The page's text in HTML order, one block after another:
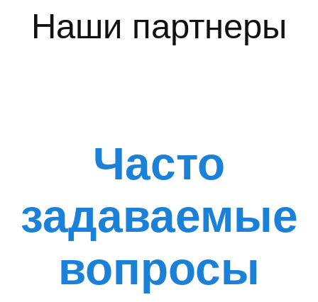
Наши партнеры
Часто
задаваемые
вопросы